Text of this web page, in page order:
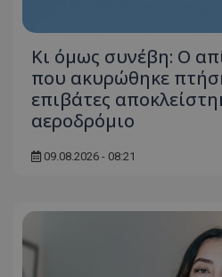
Κι όμως συνέβη: Ο
που ακυρώθηκε
επιβάτες
αεροδρόμιο
09.08.2026 - 08:21